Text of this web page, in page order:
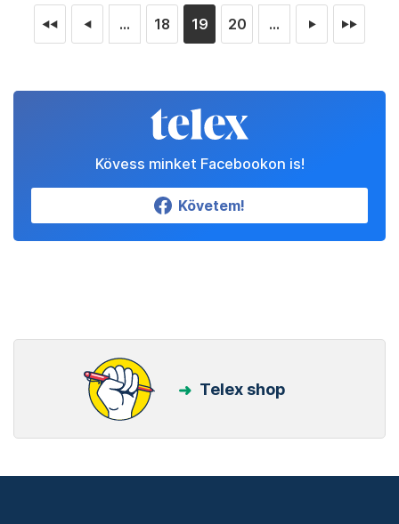
◄◄ ◄ ... 18 19 20 ... ► ►►
Kövess minket Facebookon is!
Követem!
Telex shop